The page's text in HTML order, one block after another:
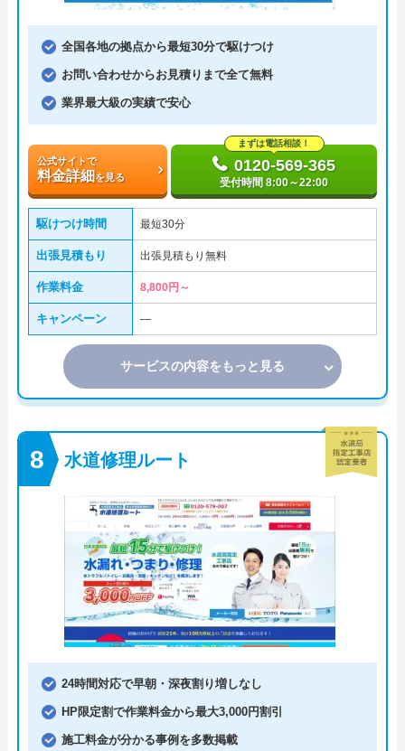
全国各地の拠点から最短30分で駆けつけ
お問い合わせからお見積りまで全て無料
業界最大級の実績で安心
公式サイトで
料金詳細を見る
まずは電話相談！
0120-569-365
受付時間 8:00～22:00
駆けつけ時間 最短30分
出張見積もり 出張見積もり無料
作業料金 8,800円～
キャンペーン ―
サービスの内容をもっと見る
水道修理ルート
24時間対応で早朝・深夜割り増しなし
HP限定割で作業料金から最大3,000円割引
施工料金が分かる事例を多数掲載